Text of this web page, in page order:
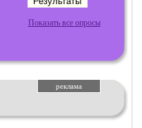
Показать все опросы
реклама